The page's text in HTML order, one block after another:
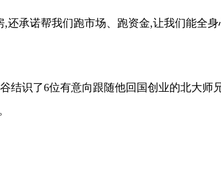
承诺帮我们跑市场、跑资金,让我们能全身
识了6位有意向跟随他回国创业的北大师